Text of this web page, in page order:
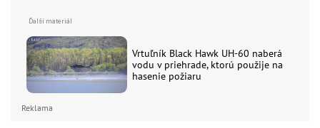
Vrtuľník Black Hawk UH-60 naberá
vodu v priehrade, ktorú použije na
hasenie požiaru
Reklama